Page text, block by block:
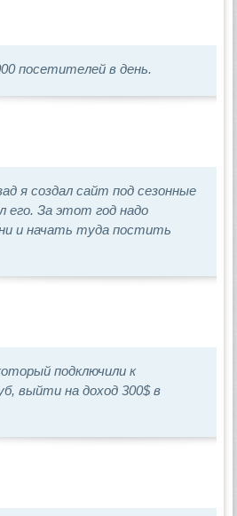
посетителей в день.
я создал сайт под сезонные
его. За этот год надо
и начать туда постить
подключили к
выйти на доход 300$ в